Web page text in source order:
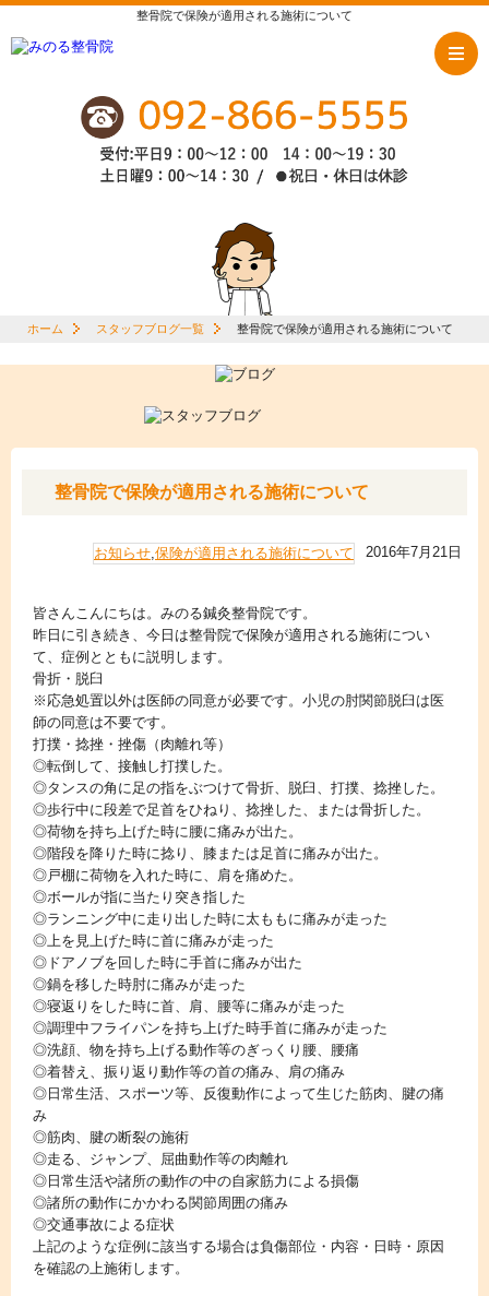
整骨院で保険が適用される施術について
ホーム スタッフブログ一覧 整骨院で保険が適用される施術について
整骨院で保険が適用される施術について
2016年7月21日
お知らせ,保険が適用される施術について
皆さんこんにちは。みのる鍼灸整骨院です。
昨日に引き続き、今日は整骨院で保険が適用される施術につい
て、症例とともに説明します。
骨折・脱臼
※応急処置以外は医師の同意が必要です。小児の肘関節脱臼は医
師の同意は不要です。
打撲・捻挫・挫傷（肉離れ等）
◎転倒して、接触し打撲した。
◎タンスの角に足の指をぶつけて骨折、脱臼、打撲、捻挫した。
◎歩行中に段差で足首をひねり、捻挫した、または骨折した。
◎荷物を持ち上げた時に腰に痛みが出た。
◎階段を降りた時に捻り、膝または足首に痛みが出た。
◎戸棚に荷物を入れた時に、肩を痛めた。
◎ボールが指に当たり突き指した
◎ランニング中に走り出した時に太ももに痛みが走った
◎上を見上げた時に首に痛みが走った
◎ドアノブを回した時に手首に痛みが出た
◎鍋を移した時肘に痛みが走った
◎寝返りをした時に首、肩、腰等に痛みが走った
◎調理中フライパンを持ち上げた時手首に痛みが走った
◎洗顔、物を持ち上げる動作等のぎっくり腰、腰痛
◎着替え、振り返り動作等の首の痛み、肩の痛み
◎日常生活、スポーツ等、反復動作によって生じた筋肉、腱の痛
み
◎筋肉、腱の断裂の施術
◎走る、ジャンプ、屈曲動作等の肉離れ
◎日常生活や諸所の動作の中の自家筋力による損傷
◎諸所の動作にかかわる関節周囲の痛み
◎交通事故による症状
上記のような症例に該当する場合は負傷部位・内容・日時・原因
を確認の上施術します。